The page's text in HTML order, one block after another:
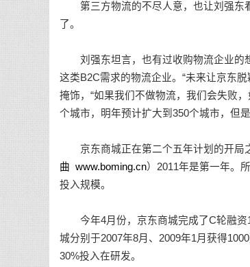
第三方物流的不尽人意，也让刘强东
了。
刘强东坦言，也有过收购物流企业的
这类B2C需求的物流企业。“未来让京东
掩饰，“如果我们不做物流，我们会失败
个城市，明年预计扩大到350个城市，但
京东商城正在第二个五年计划的开局
曲 www.boming.cn）2011年是第一年。
投入规模。
今年4月份，京东商城完成了C轮融资
城分别于2007年8月、2009年1月获得
30%投入在研发。